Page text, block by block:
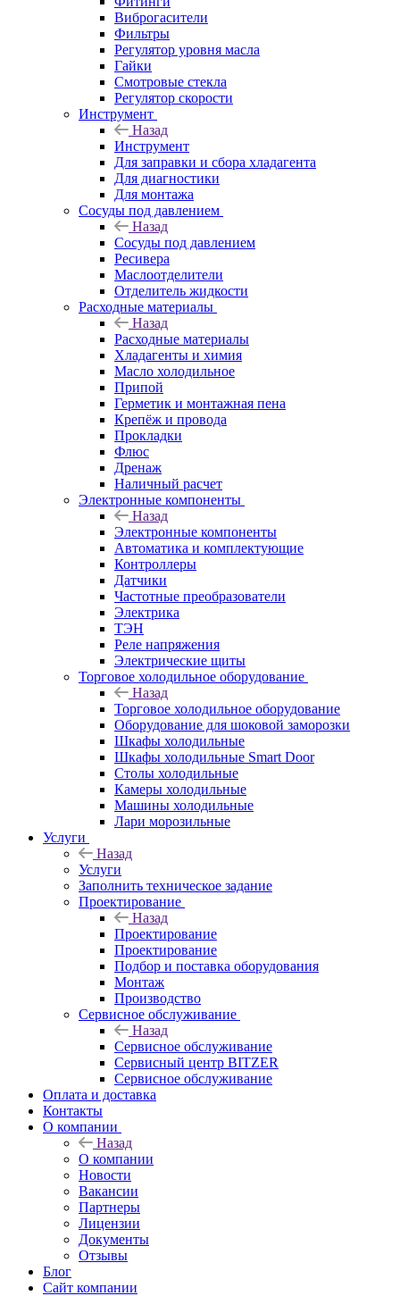
Виброгасители
Фильтры
Регулятор уровня масла
Гайки
Смотровые стекла
Регулятор скорости
Инструмент
Назад
Инструмент
Для заправки и сбора хладагента
Для диагностики
Для монтажа
Сосуды под давлением
Назад
Сосуды под давлением
Ресивера
Маслоотделители
Отделитель жидкости
Расходные материалы
Назад
Расходные материалы
Хладагенты и химия
Масло холодильное
Припой
Герметик и монтажная пена
Крепёж и провода
Прокладки
Флюс
Дренаж
Наличный расчет
Электронные компоненты
Назад
Электронные компоненты
Автоматика и комплектующие
Контроллеры
Датчики
Частотные преобразователи
Электрика
ТЭН
Реле напряжения
Электрические щиты
Торговое холодильное оборудование
Назад
Торговое холодильное оборудование
Оборудование для шоковой заморозки
Шкафы холодильные
Шкафы холодильные Smart Door
Столы холодильные
Камеры холодильные
Машины холодильные
Лари морозильные
Услуги
Назад
Услуги
Заполнить техническое задание
Проектирование
Назад
Проектирование
Проектирование
Подбор и поставка оборудования
Монтаж
Производство
Сервисное обслуживание
Назад
Сервисное обслуживание
Сервисный центр BITZER
Сервисное обслуживание
Оплата и доставка
Контакты
О компании
Назад
О компании
Новости
Вакансии
Партнеры
Лицензии
Документы
Отзывы
Блог
Сайт компании